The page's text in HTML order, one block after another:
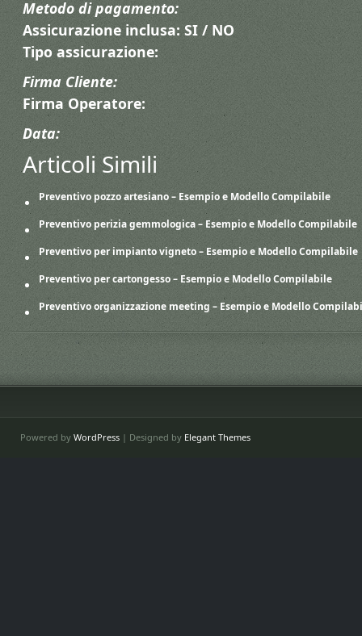
Metodo di pagamento:
Assicurazione inclusa: SI / NO
Tipo assicurazione:
Firma Cliente:
Firma Operatore:
Data:
Articoli Simili
Preventivo pozzo artesiano – Esempio e Modello Compilabile
Preventivo perizia gemmologica​ – Esempio e Modello Compilabile
Preventivo per impianto vigneto​ – Esempio e Modello Compilabile
Preventivo per cartongesso​ – Esempio e Modello Compilabile
Preventivo organizzazione meeting​ – Esempio e Modello
Powered by WordPress | Designed by Elegant Themes